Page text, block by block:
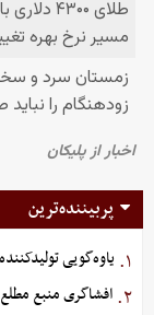
پربیننده‌ترین
۱. یاوه‌گویی
۲. افشاگری منبع